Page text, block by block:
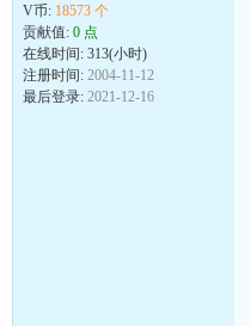
V币: 18573 个
贡献值: 0 点
在线时间: 313(小时)
注册时间: 2004-11-12
最后登录: 2021-12-16